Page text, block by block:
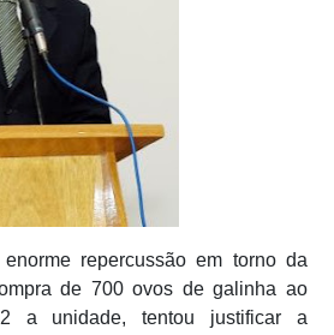
repercussão em torno da
de 700 ovos de galinha ao
a unidade, tentou justificar a